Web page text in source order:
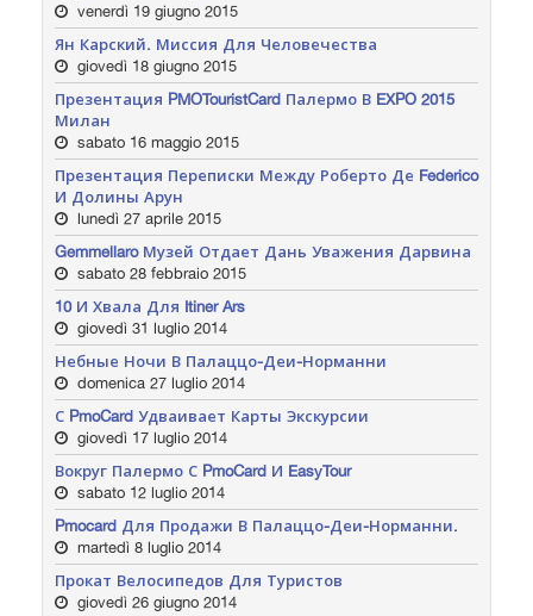
venerdì 19 giugno 2015
Ян Карский. Миссия Для Человечества
giovedì 18 giugno 2015
Презентация PMOTouristCard Палермо В EXPO 2015
Милан
sabato 16 maggio 2015
Презентация Переписки Между Роберто Де Federico
И Долины Арун
lunedì 27 aprile 2015
Gemmellaro Музей Отдает Дань Уважения Дарвина
sabato 28 febbraio 2015
10 И Хвала Для Itiner Ars
giovedì 31 luglio 2014
Небные Ночи В Палаццо-Деи-Норманни
domenica 27 luglio 2014
С PmoCard Удваивает Карты Экскурсии
giovedì 17 luglio 2014
Вокруг Палермо С PmoCard И EasyTour
sabato 12 luglio 2014
Pmocard Для Продажи В Палаццо-Деи-Норманни.
martedì 8 luglio 2014
Прокат Велосипедов Для Туристов
giovedì 26 giugno 2014